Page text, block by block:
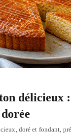
délicieux
doré et fondant,